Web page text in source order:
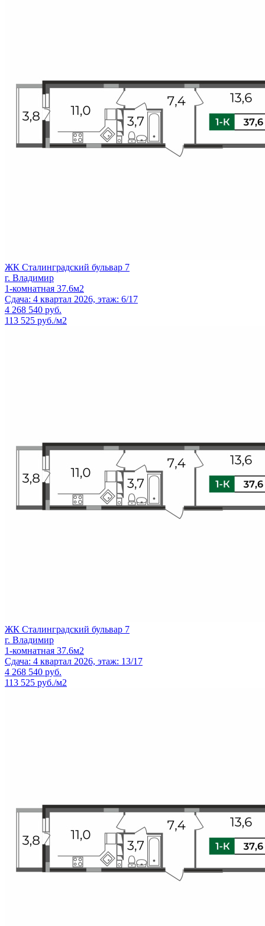
ЖК Сталинградский бульвар 7
г. Владимир
1-комнатная 37.6м2
Сдача: 4 квартал 2026, этаж: 6/17
4 268 540 руб.
113 525 руб./м2
ЖК Сталинградский бульвар 7
г. Владимир
1-комнатная 37.6м2
Сдача: 4 квартал 2026, этаж: 13/17
4 268 540 руб.
113 525 руб./м2